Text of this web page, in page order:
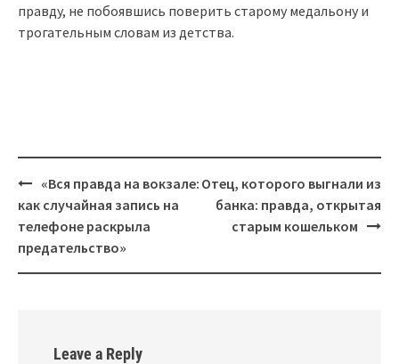
правду, не побоявшись поверить старому медальону и
трогательным словам из детства.
Post
navigation
«Вся правда на вокзале:
как случайная запись на
телефоне раскрыла
предательство»
Отец, которого выгнали из
банка: правда, открытая
старым кошельком
Leave a Reply